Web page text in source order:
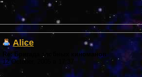
"
Alice
Re: Бригада злобных киноманов
12 October, 2005 в 17:37